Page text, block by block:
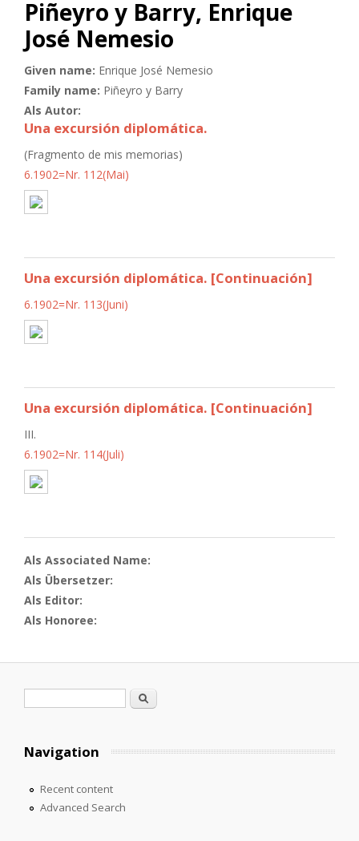
Piñeyro y Barry, Enrique
José Nemesio
Given name: Enrique José Nemesio
Family name: Piñeyro y Barry
Als Autor:
Una excursión diplomática.
(Fragmento de mis memorias)
6.1902=Nr. 112(Mai)
Una excursión diplomática. [Continuación]
6.1902=Nr. 113(Juni)
Una excursión diplomática. [Continuación]
III.
6.1902=Nr. 114(Juli)
Als Associated Name:
Als Übersetzer:
Als Editor:
Als Honoree:
Search
Navigation
Recent content
Advanced Search